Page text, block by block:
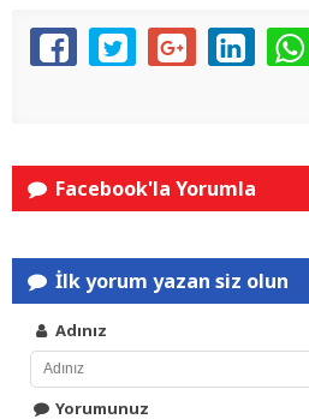
Facebook'la Yorumla
İlk yorum yazan siz olun
Adınız
Yorumunuz